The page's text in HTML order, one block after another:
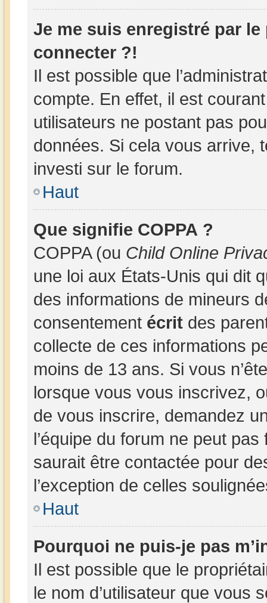
Je me suis enregistré par
connecter ?!
Il est possible que
compte. En effet, il est
utilisateurs ne postant pas
données. Si cela vous arrive,
investi sur le forum.
Haut
Que signifie COPPA ?
COPPA (ou Child Online
une loi aux États-Unis qui dit
des informations de mineurs
consentement écrit des
collecte de ces informations
moins de 13 ans. Si vous
lorsque vous vous inscrivez,
de vous inscrire, demandez
l’équipe du forum ne peut
saurait être contactée pour
l’exception de celles
Haut
Pourquoi ne puis-je pas
Il est possible que le
le nom d’utilisateur que vous